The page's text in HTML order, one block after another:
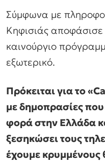
Σύμφωνα με
Κηφισιάς
καινούργιο
εξωτερικό.
Πρόκειται για το
με δημοπρασίες
φορά στην Ελλάδα
ξεσηκώσει τους
έχουμε κρυμμένους